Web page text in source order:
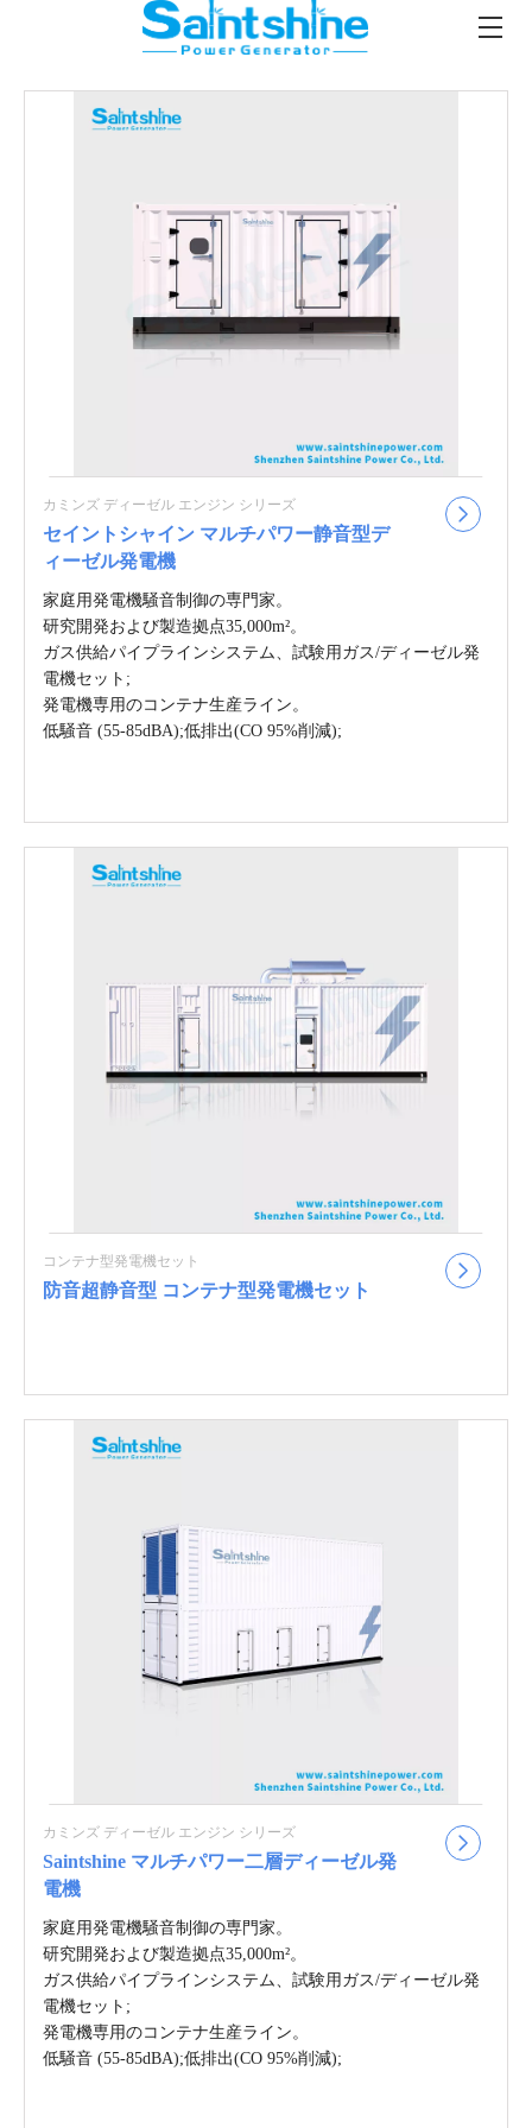
カミンズ ディーゼル エンジン シリーズ
セイントシャイン マルチパワー静音型デ
ィーゼル発電機
家庭用発電機騒音制御の専門家。
研究開発および製造拠点35,000m²。
ガス供給パイプラインシステム、試験用ガス/ディーゼル発
電機セット;
発電機専用のコンテナ生産ライン。
低騒音 (55-85dBA);低排出(CO 95%削減);
コンテナ型発電機セット
防音超静音型 コンテナ型発電機セット
カミンズ ディーゼル エンジン シリーズ
Saintshine マルチパワー二層ディーゼル発
電機
家庭用発電機騒音制御の専門家。
研究開発および製造拠点35,000m²。
ガス供給パイプラインシステム、試験用ガス/ディーゼル発
電機セット;
発電機専用のコンテナ生産ライン。
低騒音 (55-85dBA);低排出(CO 95%削減);